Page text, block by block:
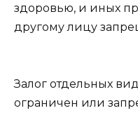
здоровью, и иных
другому лицу
Залог отдельных
ограничен или